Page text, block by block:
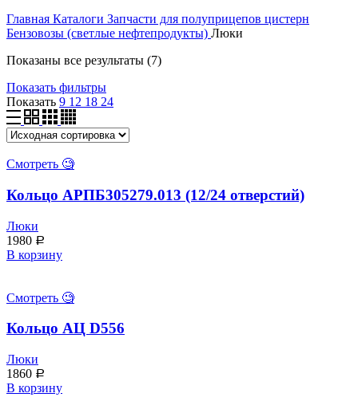
Главная Каталоги Запчасти для полуприцепов цистерн
Бензовозы (светлые нефтепродукты) Люки
Показаны все результаты (7)
Показать фильтры
Показать 9 12 18 24
Смотреть 🧐
Кольцо АРПБ305279.013 (12/24 отверстий)
Люки
1980 Р
В корзину
Смотреть 🧐
Кольцо АЦ D556
Люки
1860 Р
В корзину